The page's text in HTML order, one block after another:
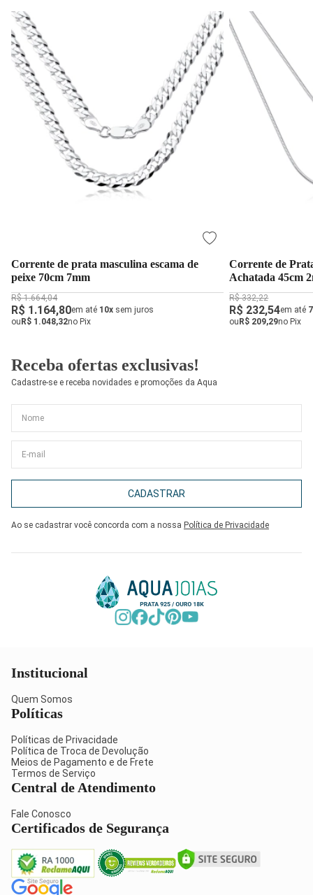
Corrente de prata masculina escama de
peixe 70cm 7mm
R$ 1.664,04
R$ 1.164,80em até 10x sem juros
ouR$ 1.048,32no Pix
Corrente de
Achatada 45cm
R$ 332,22
R$ 232,54em até
ouR$ 209,29no Pix
Receba ofertas exclusivas!
Cadastre-se e receba novidades e promoções da Aqua
CADASTRAR
Ao se cadastrar você concorda com a nossa Política de Privacidade
Institucional
Quem Somos
Políticas
Políticas de Privacidade
Política de Troca de Devolução
Meios de Pagamento e de Frete
Termos de Serviço
Central de Atendimento
Fale Conosco
Certificados de Segurança